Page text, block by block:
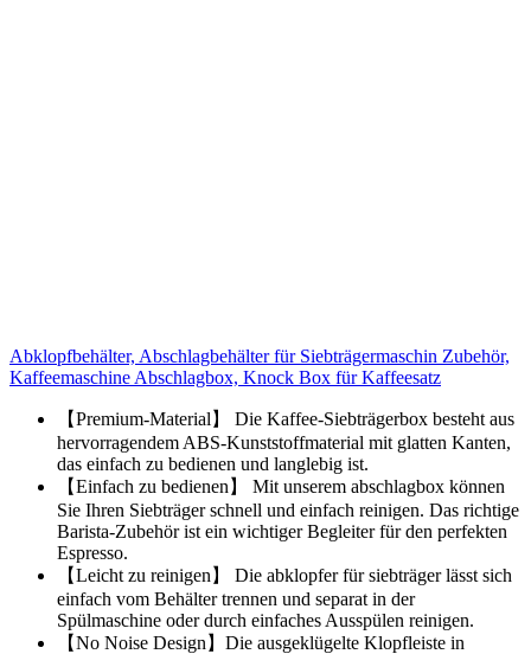
Abklopfbehälter, Abschlagbehälter für Siebträgermaschin Zubehör,
Kaffeemaschine Abschlagbox, Knock Box für Kaffeesatz
【Premium-Material】 Die Kaffee-Siebträgerbox besteht aus
hervorragendem ABS-Kunststoffmaterial mit glatten Kanten,
das einfach zu bedienen und langlebig ist.
【Einfach zu bedienen】 Mit unserem abschlagbox können
Sie Ihren Siebträger schnell und einfach reinigen. Das richtige
Barista-Zubehör ist ein wichtiger Begleiter für den perfekten
Espresso.
【Leicht zu reinigen】 Die abklopfer für siebträger lässt sich
einfach vom Behälter trennen und separat in der
Spülmaschine oder durch einfaches Ausspülen reinigen.
【No Noise Design】Die ausgeklügelte Klopfleiste in